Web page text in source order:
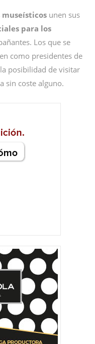
museísticos unen sus
para los
Los que se
como presidentes de
posibilidad de visitar
sin coste alguno.